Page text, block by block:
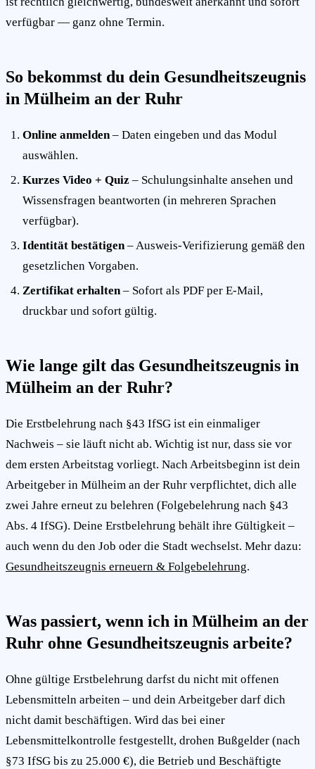
verfügbar — ganz ohne Termin.
So bekommst du dein Gesundheitszeugnis
in Mülheim an der Ruhr
Online anmelden– Daten eingeben und das Modul
auswählen.
Kurzes Video + Quiz – Schulungsinhalte ansehen und
Wissensfragen beantworten (in mehreren Sprachen
verfügbar).
Identität bestätigen– Ausweis-Verifizierung gemäß den
gesetzlichen Vorgaben.
Zertifikat erhalten – Sofort als PDF per E-Mail,
druckbar und sofort gültig.
Wie lange gilt das Gesundheitszeugnis in
Mülheim an der Ruhr?
Die Erstbelehrung nach §43 IfSG ist ein einmaliger
Nachweis – sie läuft nicht ab. Wichtig ist nur, dass sie vor
dem ersten Arbeitstag vorliegt. Nach Arbeitsbeginn ist dein
Arbeitgeber in Mülheim an der Ruhr verpflichtet, dich alle
zwei Jahre erneut zu belehren (Folgebelehrung nach §43
Abs. 4 IfSG). Deine Erstbelehrung behält ihre Gültigkeit –
auch wenn du den Job oder die Stadt wechselst. Mehr dazu:
Gesundheitszeugnis erneuern & Folgebelehrung.
Was passiert, wenn ich in Mülheim an der
Ruhr ohne Gesundheitszeugnis arbeite?
Ohne gültige Erstbelehrung darfst du nicht mit offenen
Lebensmitteln arbeiten – und dein Arbeitgeber darf dich
nicht damit beschäftigen. Wird das bei einer
Lebensmittelkontrolle festgestellt, drohen Bußgelder (nach
§73 IfSG bis zu 25.000 €), die Betrieb und Beschäftigte